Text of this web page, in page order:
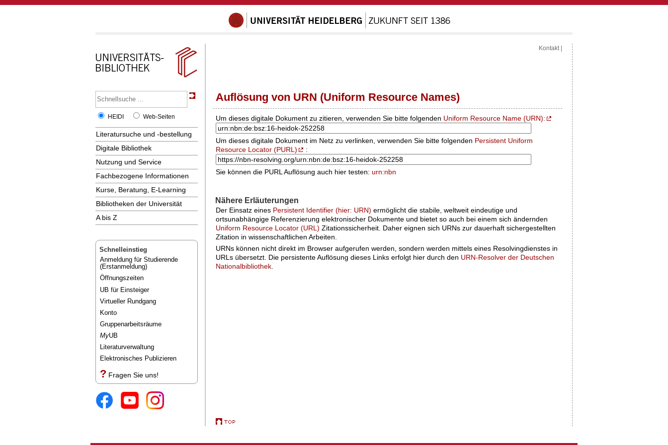
HEIDI Web-Seiten
Literatursuche und -bestellung
Digitale Bibliothek
Nutzung und Service
Fachbezogene Informationen
Kurse, Beratung, E-Learning
Bibliotheken der Universität
A bis Z
Schnelleinstieg
Anmeldung für Studierende
(Erstanmeldung)
Öffnungszeiten
UB für Einsteiger
Virtueller Rundgang
Konto
Gruppenarbeitsräume
MyUB
Literaturverwaltung
Elektronisches Publizieren
? Fragen Sie uns!
Kontakt
Auflösung von URN (Uniform Resource Names)
Um dieses digitale Dokument zu zitieren, verwenden Sie bitte folgenden Uniform Resource Name (URN):
Um dieses digitale Dokument im Netz zu verlinken, verwenden Sie bitte folgenden Persistent Uniform
Resource Locator (PURL)
:
Sie können die PURL Auflösung auch hier testen: urn:nbn
Nähere Erläuterungen
Der Einsatz eines Persistent Identifier (hier: URN) ermöglicht die stabile, weltweit eindeutige und
ortsunabhängige Referenzierung elektronischer Dokumente und bietet so auch bei einem sich ändernden
Uniform Resource Locator (URL) Zitationssicherheit. Daher eignen sich URNs zur dauerhaft sichergestellten
Zitation in wissenschaftlichen Arbeiten.
URNs können nicht direkt im Browser aufgerufen werden, sondern werden mittels eines Resolvingdienstes in
URLs übersetzt. Die persistente Auflösung dieses Links erfolgt hier durch den URN-Resolver der Deutschen
Nationalbibliothek